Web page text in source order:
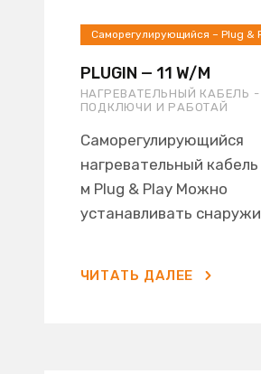
Саморегулирующийся – Plug &
PLUGIN — 11 W/M
НАГРЕВАТЕЛЬНЫЙ КАБЕЛЬ -
ПОДКЛЮЧИ И РАБОТАЙ
Саморегулирующийся
нагревательный кабель
м Plug & Play Можно
устанавливать снаружи
ЧИТАТЬ ДАЛЕЕ